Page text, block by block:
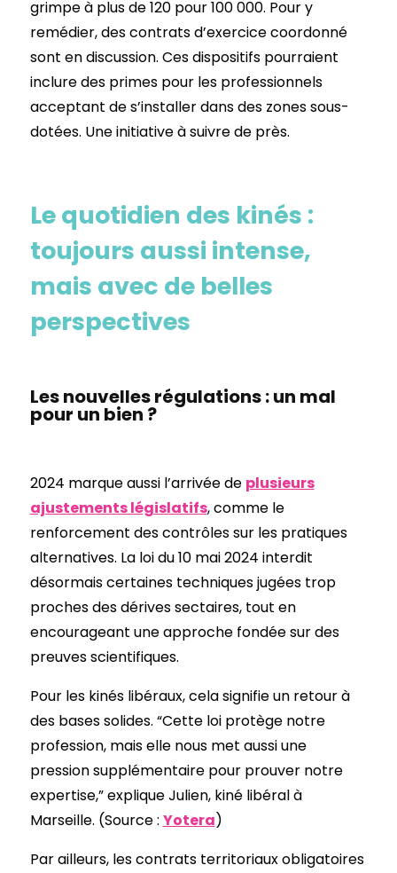
grimpe à plus de 120 pour 100 000. Pour y
remédier, des contrats d’exercice coordonné
sont en discussion. Ces dispositifs pourraient
inclure des primes pour les professionnels
acceptant de s’installer dans des zones sous-
dotées. Une initiative à suivre de près.
Le quotidien des kinés :
toujours aussi intense,
mais avec de belles
perspectives
Les nouvelles régulations : un mal
pour un bien ?
2024 marque aussi l’arrivée de plusieurs
ajustements législatifs, comme le
renforcement des contrôles sur les pratiques
alternatives. La loi du 10 mai 2024 interdit
désormais certaines techniques jugées trop
proches des dérives sectaires, tout en
encourageant une approche fondée sur des
preuves scientifiques.
Pour les kinés libéraux, cela signifie un retour à
des bases solides. “Cette loi protège notre
profession, mais elle nous met aussi une
pression supplémentaire pour prouver notre
expertise,” explique Julien, kiné libéral à
Marseille. (Source : Yotera)
Par ailleurs, les contrats territoriaux obligatoires